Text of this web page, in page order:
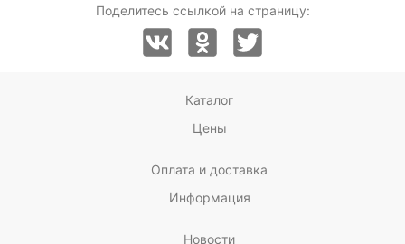
Поделитесь ссылкой на страницу:
Каталог
Цены
Оплата и доставка
Информация
Новости